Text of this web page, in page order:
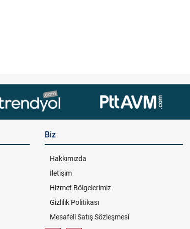
Biz
Hakkımızda
İletişim
Hizmet Bölgelerimiz
Gizlilik Politikası
Mesafeli Satış Sözleşmesi